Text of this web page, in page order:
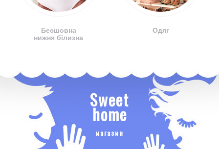
Бесшовна
нижня білизна
Одяг
Sweet
home
магазин